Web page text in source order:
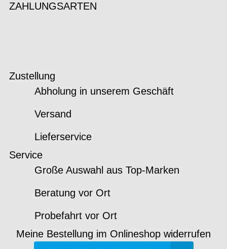
ZAHLUNGSARTEN
Zustellung
Abholung in unserem Geschäft
Versand
Lieferservice
Service
Große Auswahl aus Top-Marken
Beratung vor Ort
Probefahrt vor Ort
Meine Bestellung im Onlineshop widerrufen